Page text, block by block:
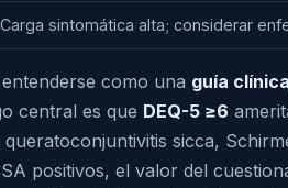
Carga sintomática alta; considerar
como una guía clínica
central es que DEQ-5 ≥6
sicca,
positivos, el valor del